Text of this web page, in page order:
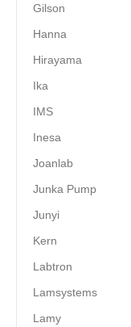
Gilson
Hanna
Hirayama
Ika
IMS
Inesa
Joanlab
Junka Pump
Junyi
Kern
Labtron
Lamsystems
Lamy